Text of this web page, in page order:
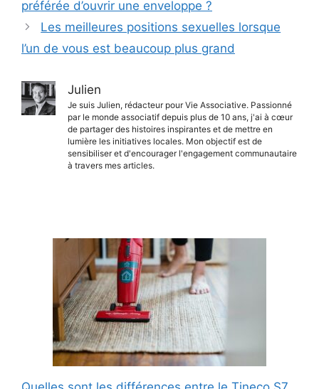
préférée d’ouvrir une enveloppe ?
Les meilleures positions sexuelles lorsque
l’un de vous est beaucoup plus grand
Julien
Je suis Julien, rédacteur pour Vie Associative. Passionné
par le monde associatif depuis plus de 10 ans, j'ai à cœur
de partager des histoires inspirantes et de mettre en
lumière les initiatives locales. Mon objectif est de
sensibiliser et d'encourager l'engagement communautaire
à travers mes articles.